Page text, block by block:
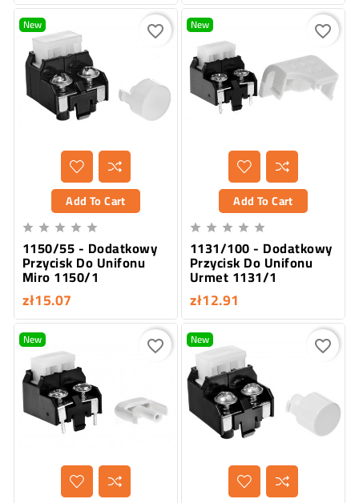
New
Add To Cart
    
1150/55 - Dodatkowy
Przycisk Do Unifonu
Miro 1150/1
zł15.07
favorite_border New
Add To Cart
    
1131/100 - Dodatkowy
Przycisk Do Unifonu
Urmet 1131/1
zł12.91
favorite_border
New favorite_border New favorite_border